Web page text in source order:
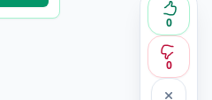
0
0